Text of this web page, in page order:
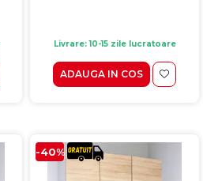
Livrare: 10-15 zile lucratoare
ADAUGA IN COS
-40%